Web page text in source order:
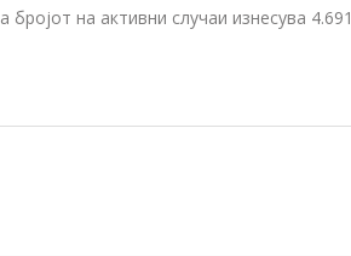
на активни случаи изнесува 4.691